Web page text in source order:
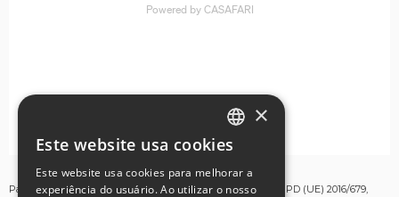
Para os fins estabelecidos no artigo 13º do Regulamento RGPD (UE) 2016/679,
ENGLISH
GERMAN
×
Este website usa cookies
Este website usa cookies para melhorar a
experiência do usuário. Ao utilizar o nosso